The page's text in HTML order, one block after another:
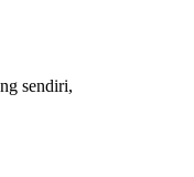
sendiri,